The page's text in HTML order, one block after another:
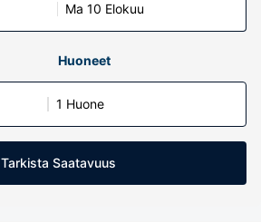
Ma 10 Elokuu
Huoneet
1 Huone
Tarkista Saatavuus